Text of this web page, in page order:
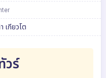
เกียวโต
วร์